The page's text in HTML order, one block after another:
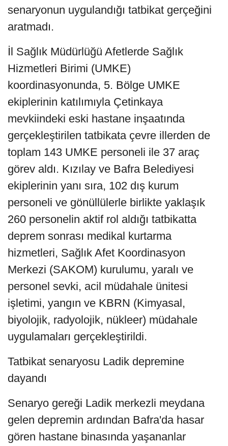
senaryonun uygulandığı tatbikat gerçeğini
aratmadı.
İl Sağlık Müdürlüğü Afetlerde Sağlık
Hizmetleri Birimi (UMKE)
koordinasyonunda, 5. Bölge UMKE
ekiplerinin katılımıyla Çetinkaya
mevkiindeki eski hastane inşaatında
gerçekleştirilen tatbikata çevre illerden de
toplam 143 UMKE personeli ile 37 araç
görev aldı. Kızılay ve Bafra Belediyesi
ekiplerinin yanı sıra, 102 dış kurum
personeli ve gönüllülerle birlikte yaklaşık
260 personelin aktif rol aldığı tatbikatta
deprem sonrası medikal kurtarma
hizmetleri, Sağlık Afet Koordinasyon
Merkezi (SAKOM) kurulumu, yaralı ve
personel sevki, acil müdahale ünitesi
işletimi, yangın ve KBRN (Kimyasal,
biyolojik, radyolojik, nükleer) müdahale
uygulamaları gerçekleştirildi.
Tatbikat senaryosu Ladik depremine
dayandı
Senaryo gereği Ladik merkezli meydana
gelen depremin ardından Bafra'da hasar
gören hastane binasında yaşananlar